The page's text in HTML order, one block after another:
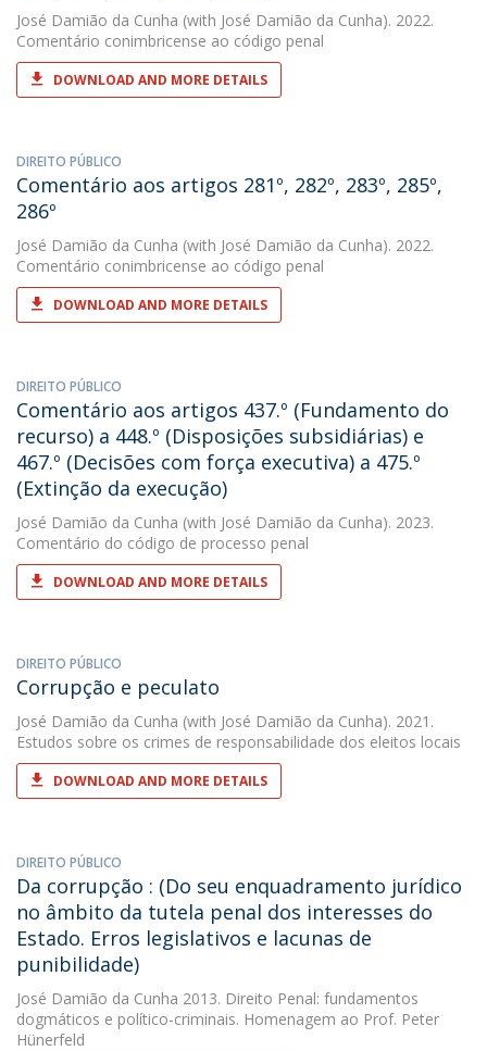
José Damião da Cunha (with José Damião da Cunha). 2022.
Comentário conimbricense ao código penal
DOWNLOAD AND MORE DETAILS
DIREITO PÚBLICO
Comentário aos artigos 281º, 282º, 283º, 285º,
286º
José Damião da Cunha (with José Damião da Cunha). 2022.
Comentário conimbricense ao código penal
DOWNLOAD AND MORE DETAILS
DIREITO PÚBLICO
Comentário aos artigos 437.º (Fundamento do
recurso) a 448.º (Disposições subsidiárias) e
467.º (Decisões com força executiva) a 475.º
(Extinção da execução)
José Damião da Cunha (with José Damião da Cunha). 2023.
Comentário do código de processo penal
DOWNLOAD AND MORE DETAILS
DIREITO PÚBLICO
Corrupção e peculato
José Damião da Cunha (with José Damião da Cunha). 2021.
Estudos sobre os crimes de responsabilidade dos eleitos locais
DOWNLOAD AND MORE DETAILS
DIREITO PÚBLICO
Da corrupção : (Do seu enquadramento jurídico
no âmbito da tutela penal dos interesses do
Estado. Erros legislativos e lacunas de
punibilidade)
José Damião da Cunha 2013. Direito Penal: fundamentos
dogmáticos e político-criminais. Homenagem ao Prof. Peter
Hünerfeld